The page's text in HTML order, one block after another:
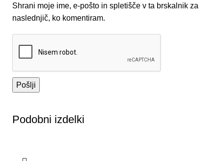
Shrani moje ime, e-pošto in spletišče v ta brskalnik za
naslednjič, ko komentiram.
Podobni izdelki